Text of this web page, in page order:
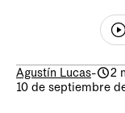
Agustín Lucas-
2
10 de septiembre